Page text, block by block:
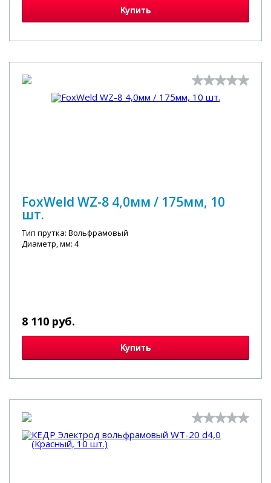
Купить
FoxWeld WZ-8 4,0мм / 175мм, 10
шт.
Тип прутка: Вольфрамовый
Диаметр, мм: 4
8 110 руб.
Купить